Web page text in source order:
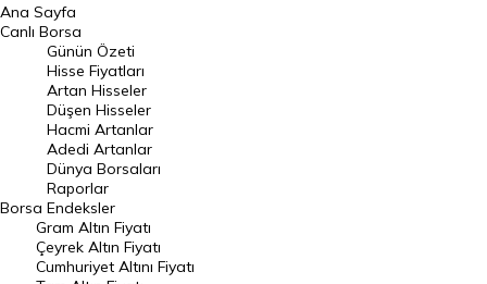
BIST 100 Hisseleri
En Çok Artan Hisseler
En Çok Düşen Hisseler
Hacmi Artanlar
Geçmiş Kapanışlar
Dünya Borsaları
Raporlar
Endeksler
Ana Sayfa
Canlı Borsa
Borsa
Günün Özeti
Hisse Fiyatları
Artan Hisseler
Düşen Hisseler
Hacmi Artanlar
Adedi Artanlar
Dünya Borsaları
Raporlar
Endeksler
Gram Altın Fiyatı
Çeyrek Altın Fiyatı
Cumhuriyet Altını Fiyatı